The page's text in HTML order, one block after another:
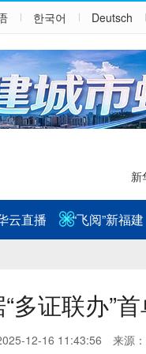
한국어 Deutsch
新
云直播 “飞阅”新福建
多证联办”
12-16 11:43:56 来源